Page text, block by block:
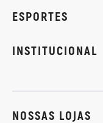
ESPORTES
INSTITUCIONAL
NOSSAS LOJAS